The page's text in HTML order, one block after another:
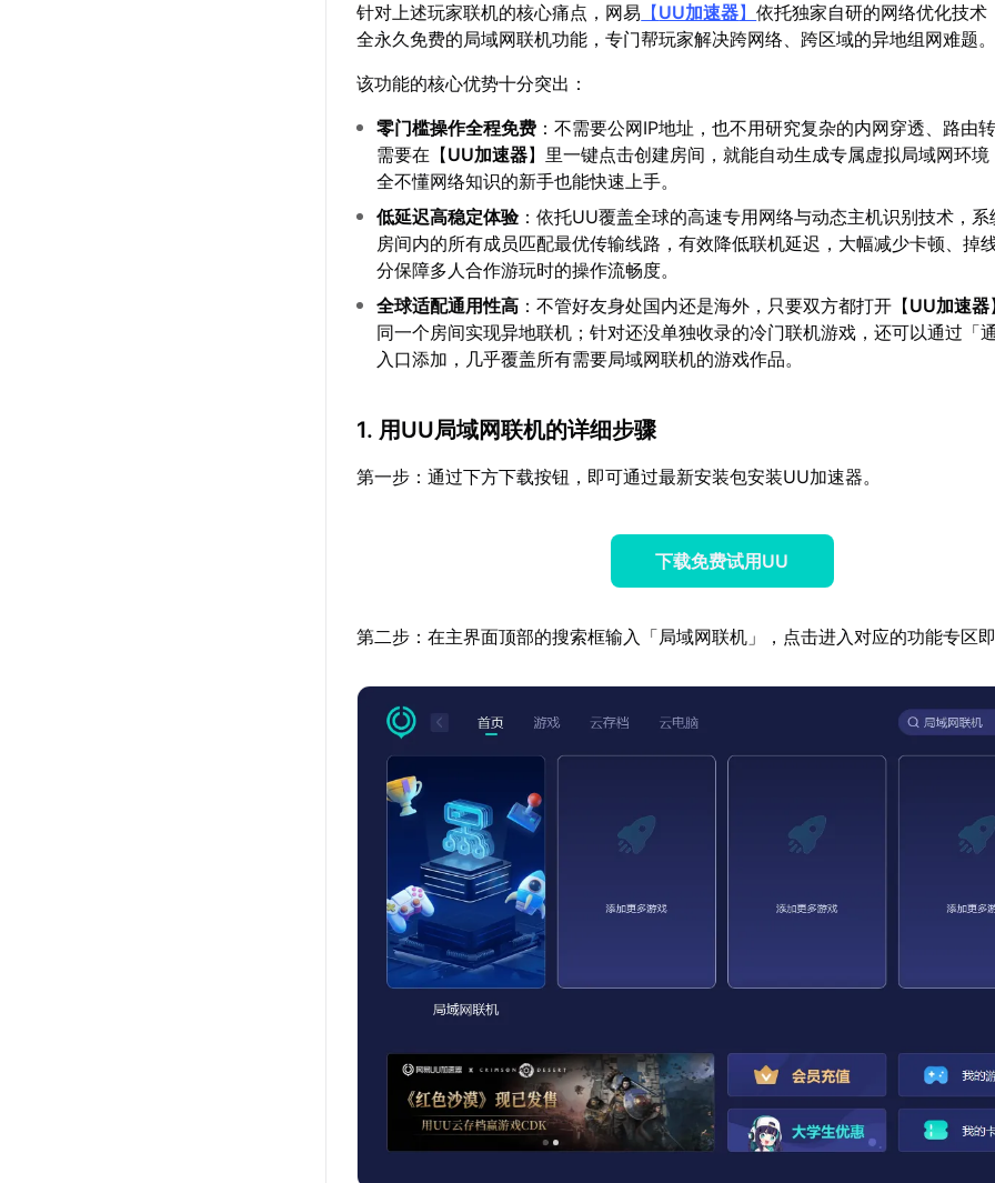
针对上述玩家联机的核心痛点，网易 【UU加速器】依托独家自研的网络优化技术
全永久免费的局域网联机功能，专门帮玩家解决跨网络、跨区域的异地组网难题
该功能的核心优势十分突出：
零门槛操作全程免费 ：不需要公网IP地址，也不用研究复杂的内网穿透、路由
需要在【UU加速器】里一键点击创建房间，就能自动生成专属虚拟局域网环
全不懂网络知识的新手也能快速上手。
低延迟高稳定体验：依托UU覆盖全球的高速专用网络与动态主机识别技术，
房间内的所有成员匹配最优传输线路，有效降低联机延迟，大幅减少卡顿、掉
分保障多人合作游玩时的操作流畅度。
全球适配通用性高 ：不管好友身处国内还是海外，只要双方都打开【UU加速器
同一个房间实现异地联机；针对还没单独收录的冷门联机游戏，还可以通过「
入口添加，几乎覆盖所有需要局域网联机的游戏作品。
1. 用UU局域网联机的详细步骤
第一步：通过下方下载按钮，即可通过最新安装包安装UU加速器。
下载免费试用UU
第二步：在主界面顶部的搜索框输入「局域网联机」，点击进入对应的功能专区